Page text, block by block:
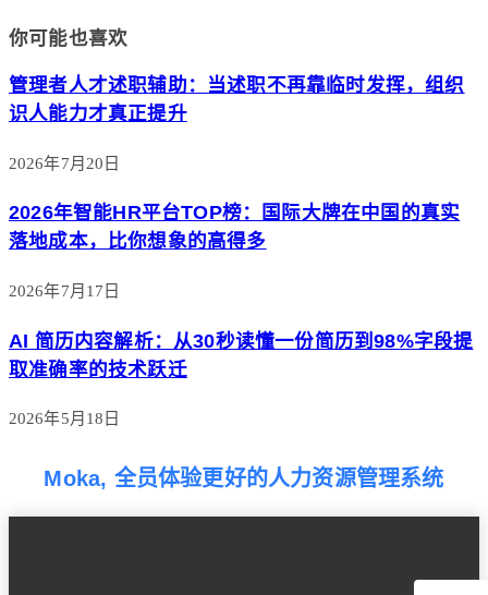
你可能也喜欢
管理者人才述职辅助：当述职不再靠临时发挥，组织
识人能力才真正提升
2026年7月20日
2026年智能HR平台TOP榜：国际大牌在中国的真实
落地成本，比你想象的高得多
2026年7月17日
AI 简历内容解析：从30秒读懂一份简历到98%字段提
取准确率的技术跃迁
2026年5月18日
Moka, 全员体验更好的人力资源管理系统